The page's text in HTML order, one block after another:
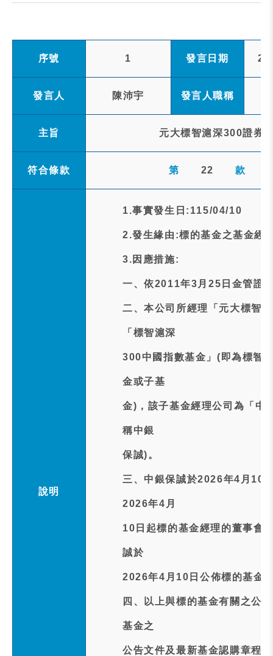
序號 1 發言日期
發言人 陳沛宇 發言人職稱
主旨 元大標智滬深300證券
符合條款 第 22 款
說明
1.事實發生日:115/04/10
2.發生緣由:標的基金之基金經
3.因應措施:
一、依2011年3月25日金管證
二、本公司所經理「元大標智
「標智滬深
300中國指數基金」(即為標智
金或子基
金)，該子基金經理公司為「中
稱中銀
保誠)。
三、中銀保誠於2026年4月10
2026年4月
10日起標的基金經理的董事會
誠於
2026年4月10日公佈標的基金
四、以上與標的基金有關之公
基金之
公告文件及最新基金認購章程